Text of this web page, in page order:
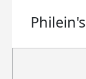
Philein's